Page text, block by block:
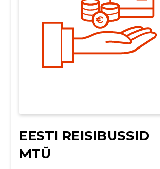
EESTI REISIBUSSID
MTÜ